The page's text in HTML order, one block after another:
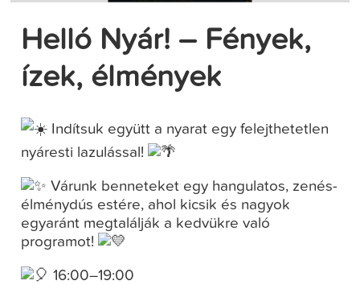
Helló Nyár! – Fények,
ízek, élmények
Indítsuk együtt a nyarat egy felejthetetlen
nyáresti lazulással!
Várunk benneteket egy hangulatos, zenés-
élménydús estére, ahol kicsik és nagyok
egyaránt megtalálják a kedvükre való
programot!
16:00–19:00